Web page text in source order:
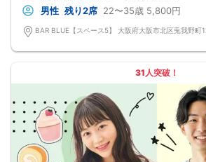
する場合がございます。
【その他】
男女5対5
パーティ開始2時間前まで
軽食あり
男性 残り2席 22〜35歳 5,800円
BAR BLUE【スペース5】 大阪府大阪市北区兎我野町
31人突破！